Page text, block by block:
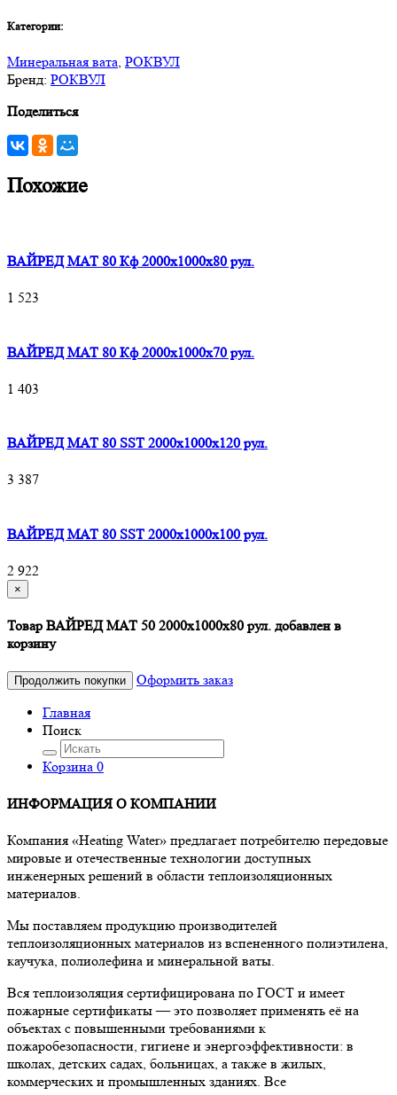
Категории:
Минеральная вата, РОКВУЛ
Бренд: РОКВУЛ
Поделиться
Похожие
ВАЙРЕД МАТ 80 Кф 2000x1000x80 рул.
1 523
ВАЙРЕД МАТ 80 Кф 2000x1000x70 рул.
1 403
ВАЙРЕД МАТ 80 SST 2000x1000x120 рул.
3 387
ВАЙРЕД МАТ 80 SST 2000x1000x100 рул.
2 922
×
Товар ВАЙРЕД МАТ 50 2000x1000x80 рул. добавлен в
корзину
Продолжить покупки
Оформить заказ
Главная
Поиск
Корзина 0
ИНФОРМАЦИЯ О КОМПАНИИ
Компания «Heating Water» предлагает потребителю передовые
мировые и отечественные технологии доступных
инженерных решений в области теплоизоляционных
материалов.
Мы поставляем продукцию производителей
теплоизоляционных материалов из вспененного полиэтилена,
каучука, полиолефина и минеральной ваты.
Вся теплоизоляция сертифицирована по ГОСТ и имеет
пожарные сертификаты — это позволяет применять её на
объектах с повышенными требованиями к
пожаробезопасности, гигиене и энергоэффективности: в
школах, детских садах, больницах, а также в жилых,
коммерческих и промышленных зданиях. Все